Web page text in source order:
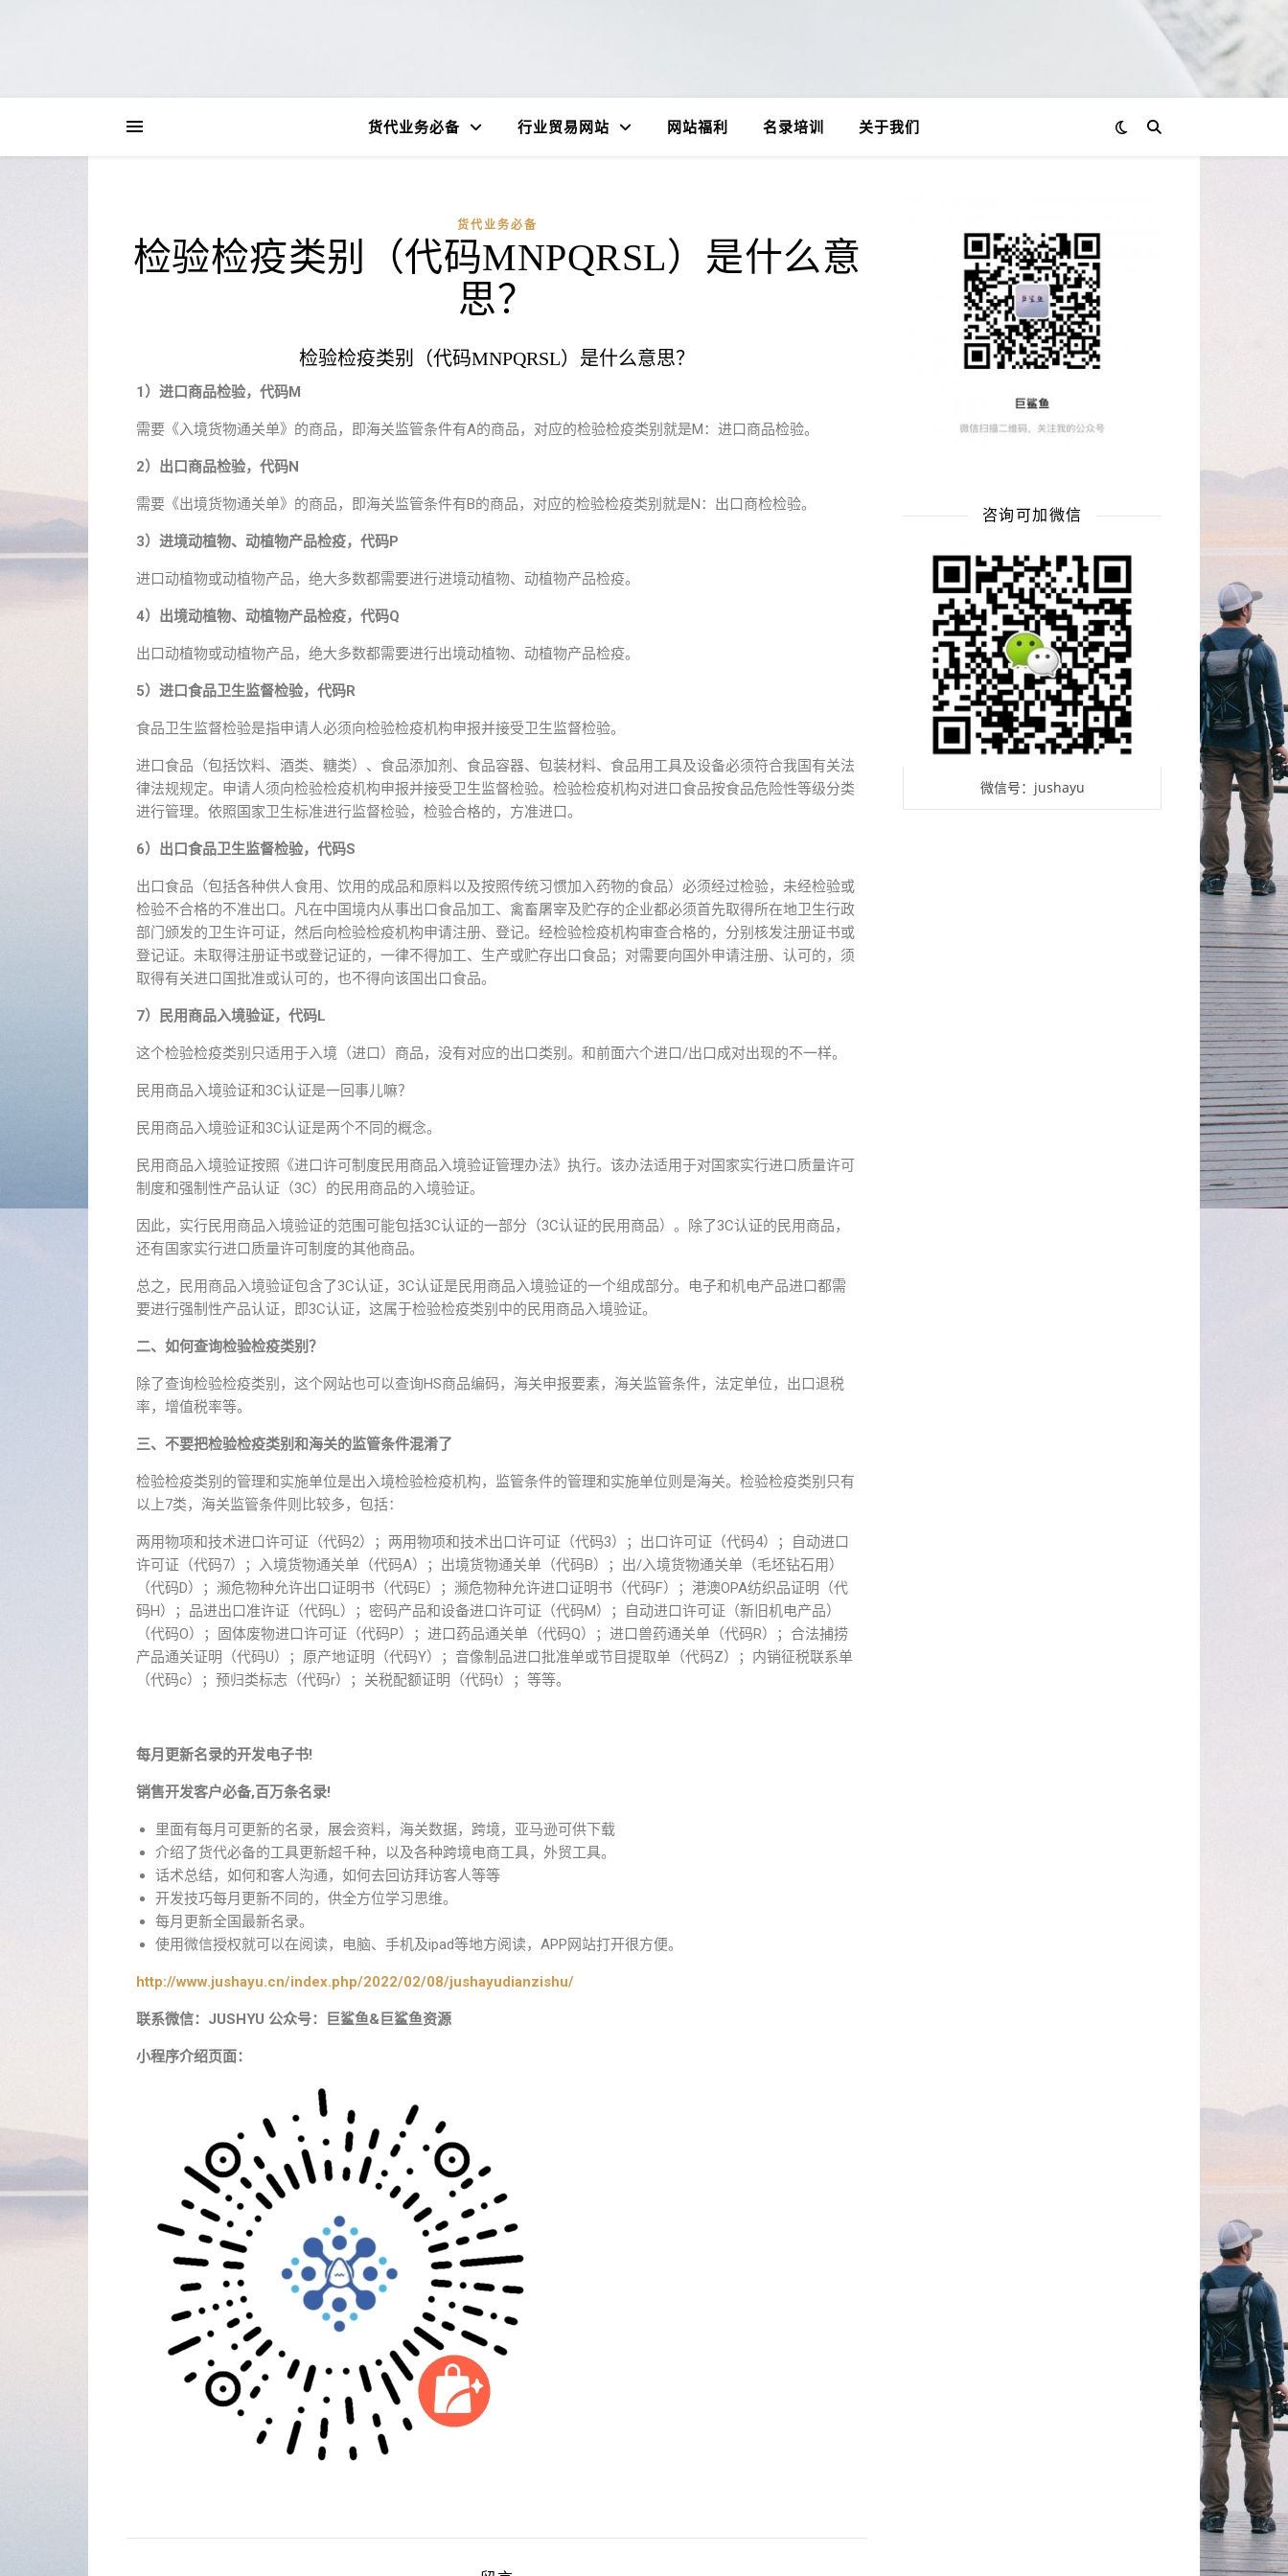
货代业务必备 行业贸易网站 网站福利 名录培训 关于我们
货代业务必备
检验检疫类别（代码MNPQRSL）是什么意
思？
检验检疫类别（代码MNPQRSL）是什么意思？
1）进口商品检验，代码M
需要《入境货物通关单》的商品，即海关监管条件有A的商品，对应的检验检疫类别就是M：进口商品检验。
2）出口商品检验，代码N
需要《出境货物通关单》的商品，即海关监管条件有B的商品，对应的检验检疫类别就是N：出口商检检验。
3）进境动植物、动植物产品检疫，代码P
进口动植物或动植物产品，绝大多数都需要进行进境动植物、动植物产品检疫。
4）出境动植物、动植物产品检疫，代码Q
出口动植物或动植物产品，绝大多数都需要进行出境动植物、动植物产品检疫。
5）进口食品卫生监督检验，代码R
食品卫生监督检验是指申请人必须向检验检疫机构申报并接受卫生监督检验。
进口食品（包括饮料、酒类、糖类）、食品添加剂、食品容器、包装材料、食品用工具及设备必须符合我国有关法
律法规规定。申请人须向检验检疫机构申报并接受卫生监督检验。检验检疫机构对进口食品按食品危险性等级分类
进行管理。依照国家卫生标准进行监督检验，检验合格的，方准进口。
6）出口食品卫生监督检验，代码S
出口食品（包括各种供人食用、饮用的成品和原料以及按照传统习惯加入药物的食品）必须经过检验，未经检验或
检验不合格的不准出口。凡在中国境内从事出口食品加工、禽畜屠宰及贮存的企业都必须首先取得所在地卫生行政
部门颁发的卫生许可证，然后向检验检疫机构申请注册、登记。经检验检疫机构审查合格的，分别核发注册证书或
登记证。未取得注册证书或登记证的，一律不得加工、生产或贮存出口食品；对需要向国外申请注册、认可的，须
取得有关进口国批准或认可的，也不得向该国出口食品。
7）民用商品入境验证，代码L
这个检验检疫类别只适用于入境（进口）商品，没有对应的出口类别。和前面六个进口/出口成对出现的不一样。
民用商品入境验证和3C认证是一回事儿嘛？
民用商品入境验证和3C认证是两个不同的概念。
民用商品入境验证按照《进口许可制度民用商品入境验证管理办法》执行。该办法适用于对国家实行进口质量许可
制度和强制性产品认证（3C）的民用商品的入境验证。
因此，实行民用商品入境验证的范围可能包括3C认证的一部分（3C认证的民用商品）。除了3C认证的民用商品，
还有国家实行进口质量许可制度的其他商品。
总之，民用商品入境验证包含了3C认证，3C认证是民用商品入境验证的一个组成部分。电子和机电产品进口都需
要进行强制性产品认证，即3C认证，这属于检验检疫类别中的民用商品入境验证。
二、如何查询检验检疫类别？
除了查询检验检疫类别，这个网站也可以查询HS商品编码，海关申报要素，海关监管条件，法定单位，出口退税
率，增值税率等。
三、不要把检验检疫类别和海关的监管条件混淆了
检验检疫类别的管理和实施单位是出入境检验检疫机构，监管条件的管理和实施单位则是海关。检验检疫类别只有
以上7类，海关监管条件则比较多，包括：
两用物项和技术进口许可证（代码2）；两用物项和技术出口许可证（代码3）；出口许可证（代码4）；自动进口
许可证（代码7）；入境货物通关单（代码A）；出境货物通关单（代码B）；出/入境货物通关单（毛坯钻石用）
（代码D）；濒危物种允许出口证明书（代码E）；濒危物种允许进口证明书（代码F）；港澳OPA纺织品证明（代
码H）；品进出口准许证（代码L）；密码产品和设备进口许可证（代码M）；自动进口许可证（新旧机电产品）
（代码O）；固体废物进口许可证（代码P）；进口药品通关单（代码Q）；进口兽药通关单（代码R）；合法捕捞
产品通关证明（代码U）；原产地证明（代码Y）；音像制品进口批准单或节目提取单（代码Z）；内销征税联系单
（代码c）；预归类标志（代码r）；关税配额证明（代码t）；等等。
每月更新名录的开发电子书!
销售开发客户必备,百万条名录!
里面有每月可更新的名录，展会资料，海关数据，跨境，亚马逊可供下载
介绍了货代必备的工具更新超千种，以及各种跨境电商工具，外贸工具。
话术总结，如何和客人沟通，如何去回访拜访客人等等
开发技巧每月更新不同的，供全方位学习思维。
每月更新全国最新名录。
使用微信授权就可以在阅读，电脑、手机及ipad等地方阅读，APP网站打开很方便。
http://www.jushayu.cn/index.php/2022/02/08/jushayudianzishu/
联系微信：JUSHYU 公众号：巨鲨鱼&巨鲨鱼资源
小程序介绍页面：
咨询可加微信
微信号：jushayu